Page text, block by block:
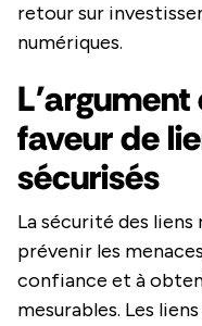
retour sur
numériques.
faveur de
sécurisés
La sécurité des
prévenir les
confiance et à
mesurables. Les